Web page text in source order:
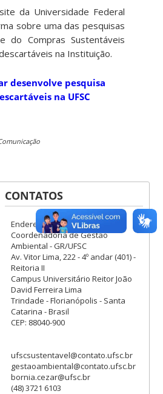
da Universidade Federal
sobre uma das pesquisas
do Compras Sustentáveis
na Instituição.
desenvolve pesquisa
na UFSC
CONTATOS
Endereço:
Coordenadoria de Gestão
Ambiental - GR/UFSC
Av. Vitor Lima, 222 - 4º andar (401) -
Reitoria II
Campus Universitário Reitor João
David Ferreira Lima
Trindade - Florianópolis - Santa
Catarina - Brasil
CEP: 88040-900
ufscsustentavel@contato.ufsc.br
gestaoambiental@contato.ufsc.br
bornia.cezar@ufsc.br
(48) 3721 6103